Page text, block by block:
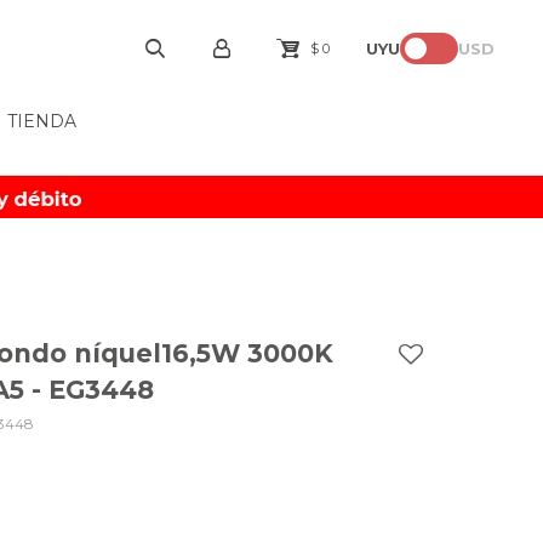
TIENDA
$ 0 UYU USD
níquel16,5W 3000K
- EG3448